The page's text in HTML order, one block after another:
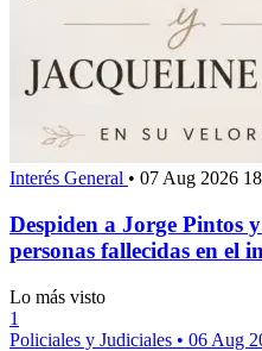
Interés General • 07 Aug 2026
Despiden a Jorge Pintos
personas fallecidas en el
Lo más visto
1
Policiales y Judiciales • 06 Aug